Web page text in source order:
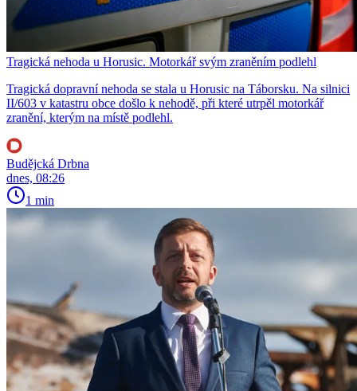
Tragická nehoda u Horusic. Motorkář svým zraněním podlehl
Tragická dopravní nehoda se stala u Horusic na Táborsku. Na silnici
II/603 v katastru obce došlo k nehodě, při které utrpěl motorkář
zranění, kterým na místě podlehl.
Budějcká Drbna
dnes, 08:26
1 min